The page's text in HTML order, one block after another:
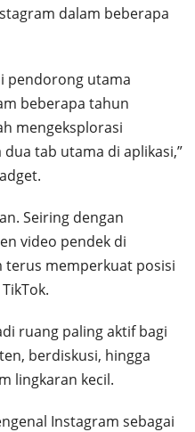
dalam beberapa
pendorong utama
beberapa tahun
mengeksplorasi
tab utama di aplikasi,”
Seiring dengan
video pendek di
memperkuat posisi
ruang paling aktif bagi
berdiskusi, hingga
lingkaran kecil.
Instagram sebagai